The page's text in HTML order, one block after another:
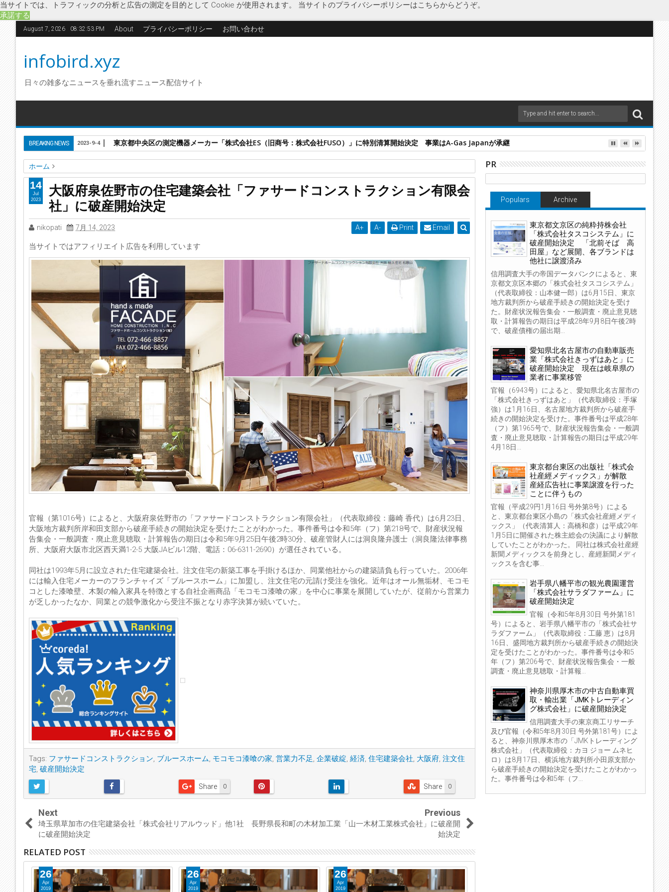
当サイトでは、トラフィックの分析と広告の測定を目的として Cookie が使用されます。 当サイトのプライバシーポリシーはこちらからどうぞ。
承諾する
August 7, 2026 08:32:54 PM About プライバシーポリシー お問い合わせ
infobird.xyz
日々の雑多なニュースを垂れ流すニュース配信サイト
BREAKING NEWS 東京都中央区の測定機器メーカー「株式会社ES（旧商号：株式会社FUSO）」に特別清算開始決定 事業はA-Gas Japanが承継
2023-9-4
ホーム
ファサードコンストラクション
ブルースホーム モコモコ漆喰の家 営業力不足 企業破綻 経済 住宅建築会社 大阪府
注文住宅
破産開始決定
大阪府泉佐野市の住宅建築会社「ファサードコンストラクション有限会社」に破産開始決定
大阪府泉佐野市の住宅建築会社「ファサードコンストラクション有限会
社」に破産開始決定
nikopati 7月 14, 2023 A+ A- Print Email
当サイトではアフィリエイト広告を利用しています
官報（第1016号）によると、大阪府泉佐野市の「ファサードコンストラクション有限会社」（代表取締役：藤崎 香代）は6月23日、
大阪地方裁判所岸和田支部から破産手続きの開始決定を受けたことがわかった。事件番号は令和5年（フ）第218号で、財産状況報
告集会・一般調査・廃止意見聴取・計算報告の期日は令和5年9月25日午後2時30分、破産管財人には洞良隆弁護士（洞良隆法律事務
所、大阪府大阪市北区西天満1-2-5 大阪JAビル12階、電話：06-6311-2690）が選任されている。
同社は1993年5月に設立された住宅建築会社。注文住宅の新築工事を手掛けるほか、同業他社からの建築請負も行っていた。2006年
には輸入住宅メーカーのフランチャイズ「ブルースホーム」に加盟し、注文住宅の元請け受注を強化。近年はオール無垢材、モコモ
コとした漆喰壁、木製の輸入家具を特徴とする自社企画商品「モコモコ漆喰の家」を中心に事業を展開していたが、従前から営業力
が乏しかったなか、同業との競争激化から受注不振となり赤字決算が続いていた。
Tags: ファサードコンストラクション, ブルースホーム, モコモコ漆喰の家, 営業力不足, 企業破綻, 経済, 住宅建築会社, 大阪府, 注文住
宅, 破産開始決定
0
Share 0
Share
14
Jul
2023
Next
埼玉県草加市の住宅建築会社「株式会社リアルウッド」他1社
に破産開始決定
Previous
長野県長和町の木材加工業「山一木材工業株式会社」に破産開
始決定
RELATED POST
26
Apr
2019
26
Apr
2019
26
Apr
2019
PR
Populars Archive
東京都文京区の純粋持株会社
「株式会社タスコシステム」に
破産開始決定 「北前そば 高
田屋」など展開、各ブランドは
他社に譲渡済み
信用調査大手の帝国データバンクによると、東
京都文京区本郷の「株式会社タスコシステム」
（代表取締役：山本健一郎）は6月15日、東京
地方裁判所から破産手続きの開始決定を受け
た。財産状況報告集会・一般調査・廃止意見聴
取・計算報告の期日は平成28年9月8日午後2時
で、破産債権の届出期...
愛知県北名古屋市の自動車販売
業「株式会社きっずはあと」に
破産開始決定 現在は岐阜県の
業者に事業移管
官報（6943号）によると、愛知県北名古屋市の
「株式会社きっずはあと」（代表取締役：手塚
強）は1月16日、名古屋地方裁判所から破産手
続きの開始決定を受けた。事件番号は平成28年
（フ）第1965号で、財産状況報告集会・一般調
査・廃止意見聴取・計算報告の期日は平成29年
4月18日...
東京都台東区の出版社「株式会
社産經メディックス」が解散
産経広告社に事業譲渡を行った
ことに伴うもの
官報（平成29円1月16日 号外第8号）による
と、東京都台東区小島の「株式会社産經メディ
ックス」（代表清算人：高橋和彦）は平成29年
1月5日に開催された株主総会の決議により解散
していたことがわかった。 同社は株式会社産經
新聞メディックスを前身とし、産經新聞メディ
ックスを含む事...
岩手県八幡平市の観光農園運営
「株式会社サラダファーム」に
破産開始決定
官報（令和5年8月30日 号外第181
号）によると、岩手県八幡平市の「株式会社サ
ラダファーム」（代表取締役：工藤 恵）は8月
16日、盛岡地方裁判所から破産手続きの開始決
定を受けたことがわかった。事件番号は令和5
年（フ）第206号で、財産状況報告集会・一般
調査・廃止意見聴取・計算報...
神奈川県厚木市の中古自動車買
取・輸出業「JMKトレーディン
グ株式会社」に破産開始決定
信用調査大手の東京商工リサーチ
及び官報（令和5年8月30日 号外第181号）によ
ると、神奈川県厚木市の「JMKトレーディング
株式会社」（代表取締役：カヨ ジョー ムネヒ
ロ）は8月17日、横浜地方裁判所小田原支部か
ら破産手続きの開始決定を受けたことがわかっ
た。事件番号は令和5年（フ...